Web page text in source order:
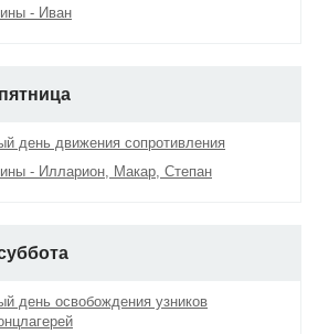
- Иван
день движения сопротивления
- Илларион, Макар, Степан
день освобождения узников